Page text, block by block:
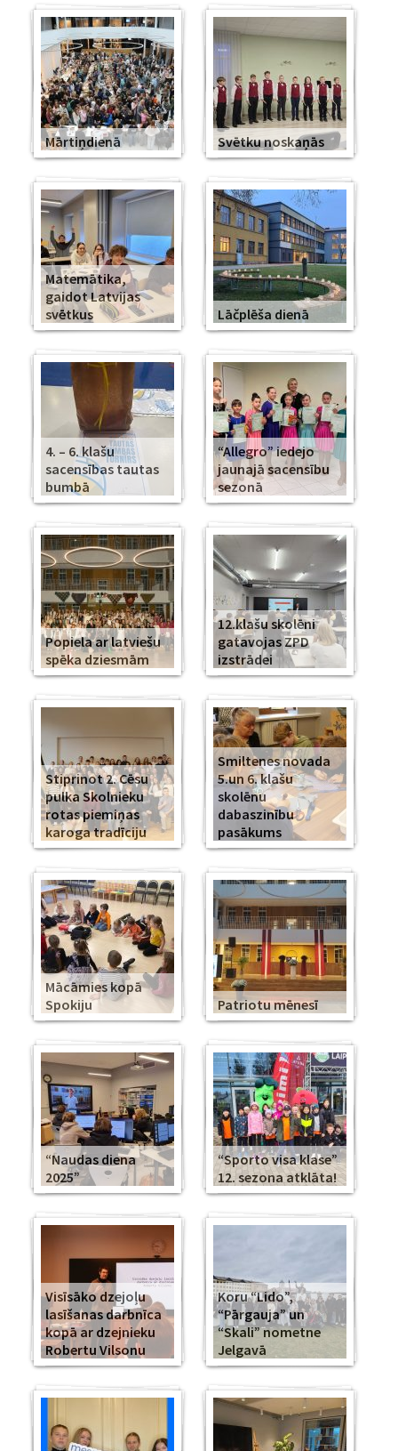
Mārtiņdienā Svētku noskaņās
Matemātika,
gaidot Latvijas
svētkus
Lāčplēša dienā
4. – 6. klašu
sacensības tautas
bumbā
“Allegro” iedejo
jaunajā sacensību
sezonā
Popiela ar latviešu
spēka dziesmām
12.klašu skolēni
gatavojas ZPD
izstrādei
Stiprinot 2. Cēsu
pulka Skolnieku
rotas piemiņas
karoga tradīciju
Smiltenes novada
5.un 6. klašu
skolēnu
dabaszinību
pasākums
Mācāmies kopā
Spokiju
Patriotu mēnesī
“Naudas diena
2025”
“Sporto visa klase”
12. sezona atklāta!
Visīsāko dzejoļu
lasīšanas darbnīca
kopā ar dzejnieku
Robertu Vilsonu
Koru “Lido”,
“Pārgauja” un
“Skali” nometne
Jelgavā